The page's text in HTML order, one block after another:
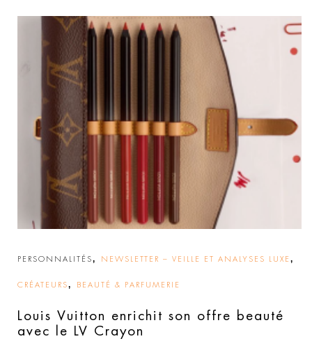
PERSONNALITÉS, NEWSLETTER – VEILLE ET ANALYSES LUXE ,
CRÉATEURS, BEAUTÉ & PARFUMERIE
Louis Vuitton enrichit son offre beauté
avec le LV Crayon